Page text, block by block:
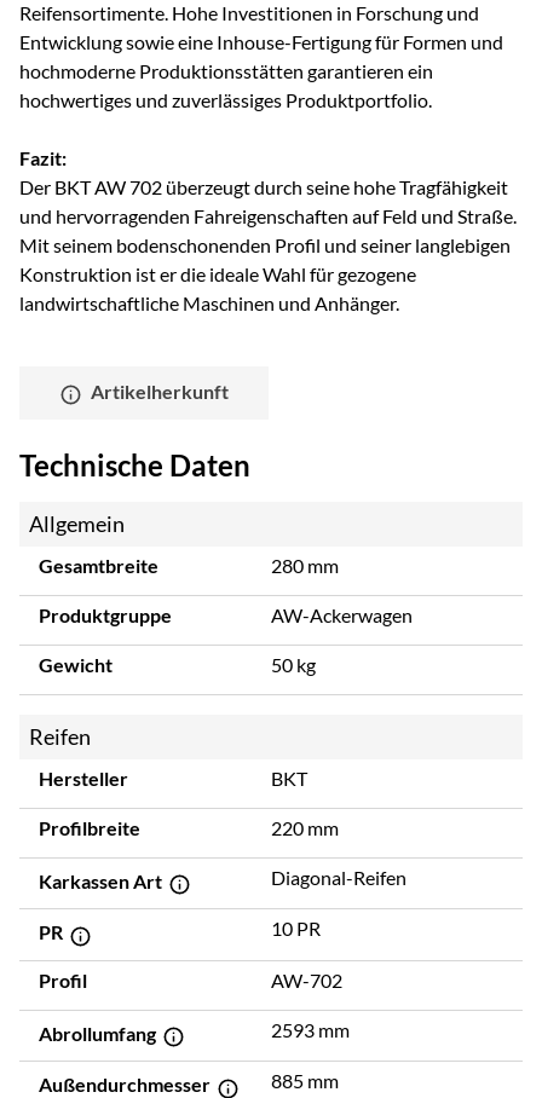
Reifensortimente. Hohe Investitionen in Forschung und
Entwicklung sowie eine Inhouse-Fertigung für Formen und
hochmoderne Produktionsstätten garantieren ein
hochwertiges und zuverlässiges Produktportfolio.
Fazit:
Der BKT AW 702 überzeugt durch seine hohe Tragfähigkeit
und hervorragenden Fahreigenschaften auf Feld und Straße.
Mit seinem bodenschonenden Profil und seiner langlebigen
Konstruktion ist er die ideale Wahl für gezogene
landwirtschaftliche Maschinen und Anhänger.
Artikelherkunft
Technische Daten
Allgemein
Gesamtbreite 280 mm
Produktgruppe AW-Ackerwagen
Gewicht 50 kg
Reifen
Hersteller BKT
Profilbreite 220 mm
Karkassen Art Diagonal-Reifen
PR 10 PR
Profil AW-702
Abrollumfang 2593 mm
Außendurchmesser 885 mm